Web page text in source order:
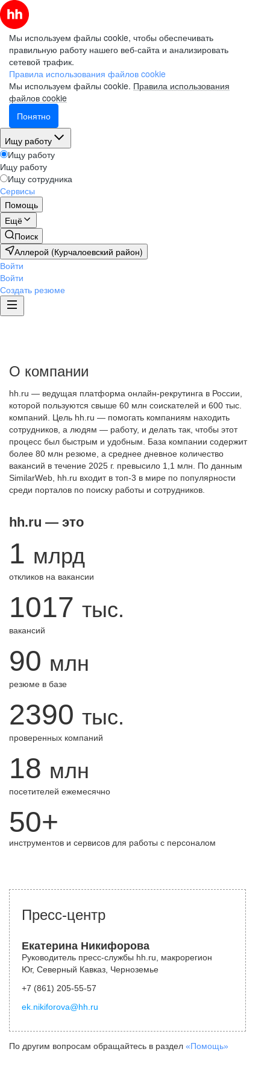
Мы используем файлы cookie, чтобы обеспечивать
правильную работу нашего веб-сайта и анализировать
сетевой трафик.
Правила использования файлов cookie
Мы используем файлы cookie. Правила использования
файлов cookie
Понятно
Ищу работу
Ищу работу
Ищу работу
Ищу сотрудника
Сервисы
Помощь
Ещё
Поиск
Аллерой (Курчалоевский район)
Войти
Войти
Создать резюме
О компании
hh.ru — ведущая платформа онлайн-рекрутинга в России,
которой пользуются свыше 60 млн соискателей и 600 тыс.
компаний. Цель hh.ru — помогать компаниям находить
сотрудников, а людям — работу, и делать так, чтобы этот
процесс был быстрым и удобным. База компании содержит
более 80 млн резюме, а среднее дневное количество
вакансий в течение 2025 г. превысило 1,1 млн. По данным
SimilarWeb, hh.ru входит в топ-3 в мире по популярности
среди порталов по поиску работы и сотрудников.
hh.ru — это
1 млрд
откликов на вакансии
1017 тыс.
вакансий
90 млн
резюме в базе
2390 тыс.
проверенных компаний
18 млн
посетителей ежемесячно
50+
инструментов и сервисов для работы с персоналом
Пресс-центр
Екатерина Никифорова
Руководитель пресс-службы hh.ru, макрорегион
Юг, Северный Кавказ, Черноземье
+7 (861) 205-55-57
ek.nikiforova@hh.ru
По другим вопросам обращайтесь в раздел «Помощь»